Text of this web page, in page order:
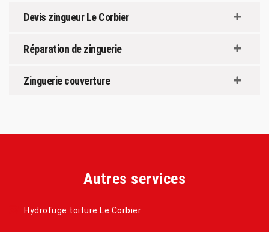
Devis zingueur Le Corbier
Réparation de zinguerie
Zinguerie couverture
Autres services
Hydrofuge toiture Le Corbier